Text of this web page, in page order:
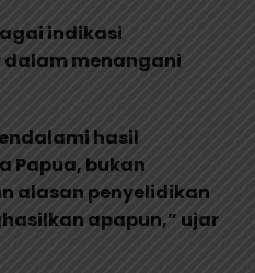
indikasi
menangani
hasil
Papua, bukan
alasan penyelidikan
apapun,” ujar